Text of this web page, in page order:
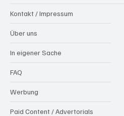
Kontakt / Impressum
Über uns
In eigener Sache
FAQ
Werbung
Paid Content / Advertorials